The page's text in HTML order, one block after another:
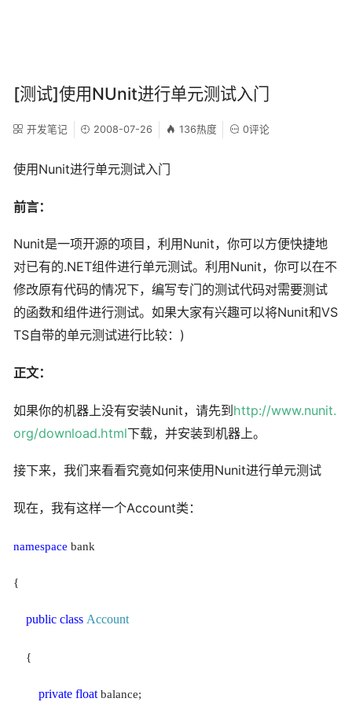
[测试]使用NUnit进行单元测试入门
开发笔记 2008-07-26 136热度 0评论
使用 Nunit进行单元测试入门
前言：
Nunit是一项开源的项目，利用 Nunit，你可以方便快捷地
对已有的.NET组件进行单元测试。利用 Nunit，你可以在不
修改原有代码的情况下，编写专门的测试代码对需要测试
的函数和组件进行测试。如果大家有兴趣可以将Nunit和VS
TS自带的单元测试进行比较： )
正文：
如果你的机器上没有安装Nunit，请先到 http://www.nunit.
org/download.html下载，并安装到机器上。
接下来，我们来看看究竟如何来使用 Nunit进行单元测试
现在，我有这样一个Account类：
namespace bank
{
public class Account
{
private float balance;